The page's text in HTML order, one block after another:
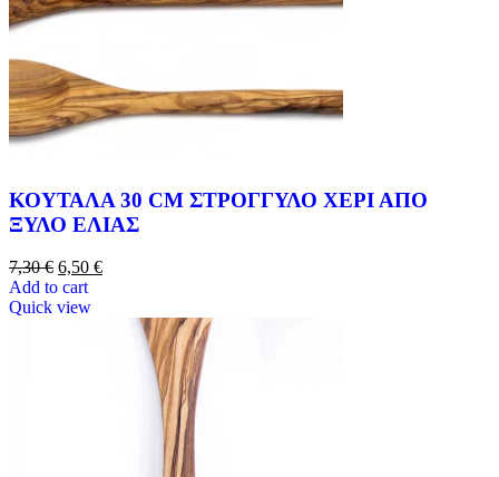
ΚΟΥΤΑΛΑ 30 CM ΣΤΡΟΓΓΥΛΟ ΧΕΡΙ ΑΠΟ
ΞΥΛΟ ΕΛΙΑΣ
7,30€ 6,50 €
Add to cart
Quick view